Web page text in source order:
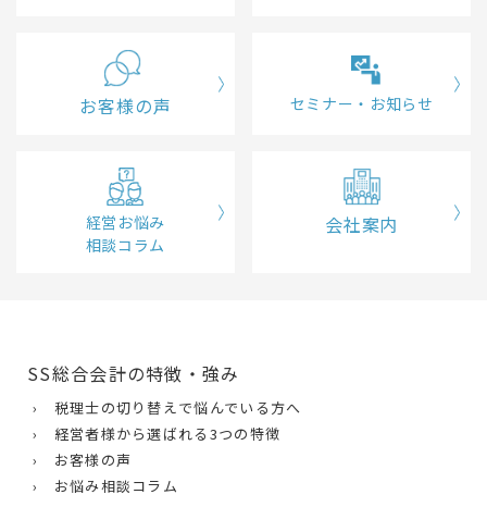
お客様の声 セミナー・お知らせ
経営お悩み
相談コラム
会社案内
SS総合会計の特徴・強み
› 税理士の切り替えで悩んでいる方へ
› 経営者様から選ばれる3つの特徴
› お客様の声
› お悩み相談コラム